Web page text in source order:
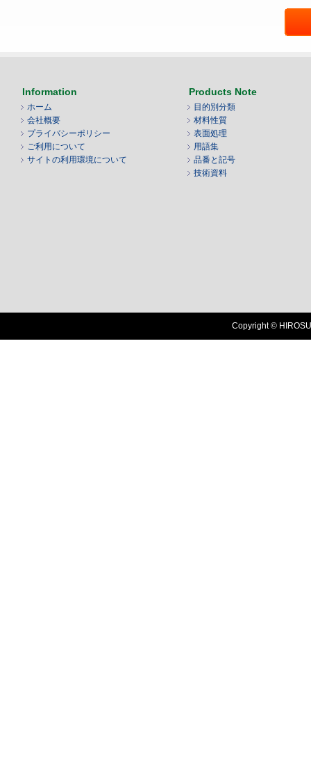
Information
ホーム
会社概要
プライバシーポリシー
ご利用について
サイトの利用環境について
Products Note
目的別分類
材料性質
表面処理
用語集
品番と記号
技術資料
Copyright ©